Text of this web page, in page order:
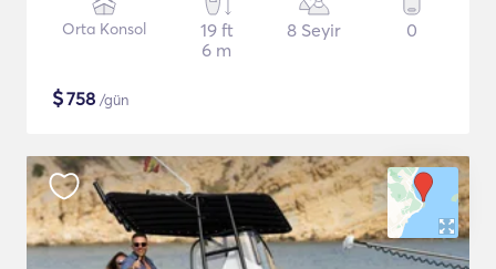
Orta Konsol
19 ft
6 m
8 Seyir 0
$758 /gün